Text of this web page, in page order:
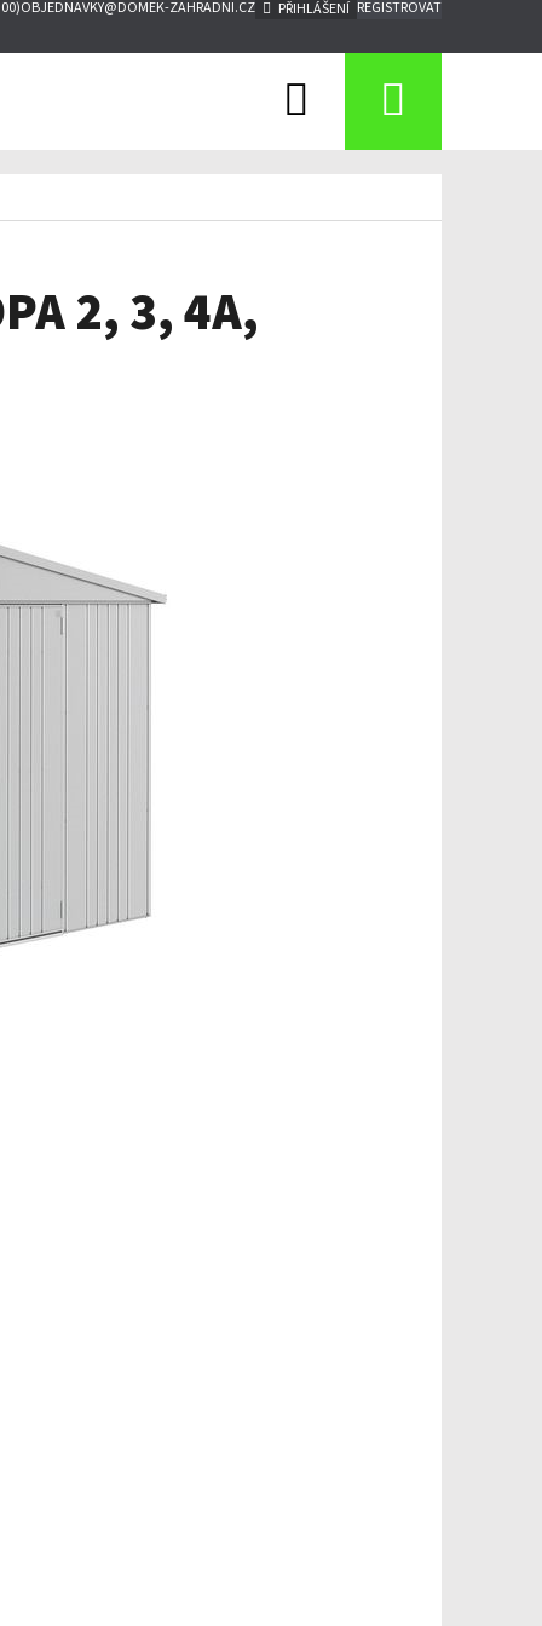
OBJEDNAVKY@DOMEK-ZAHRADNI.CZ PŘIHLÁŠENÍ REGISTROVAT
Hledat
2, 3, 4A,